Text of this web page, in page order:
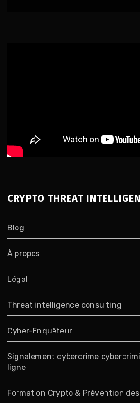
CRYPTO THREAT
Blog
À propos
Légal
Threat intelligence consulting
Cyber-Enquêteur
Signalement cybercrime
ligne
Formation Crypto & Prévention